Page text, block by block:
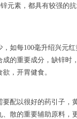
元素，都具有较强的
每100毫升绍兴元红
成的重要成分，缺锌时
，开胃健食。
以很好的药引子，黄
散的重要辅助原料，